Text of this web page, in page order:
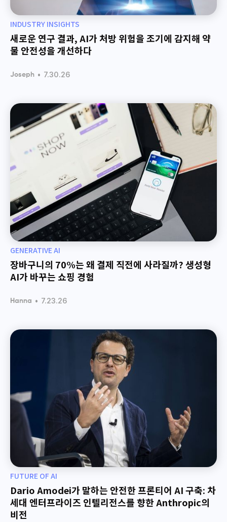
INDUSTRY INSIGHTS
새로운 연구 결과, AI가 처방 위험을 조기에 감지해 약
물 안전성을 개선하다
Joseph • 7.30.26
GENERATIVE AI
장바구니의 70%는 왜 결제 직전에 사라질까? 생성형
AI가 바꾸는 쇼핑 경험
Hanna • 7.23.26
FUTURE OF AI
Dario Amodei가 말하는 안전한 프론티어 AI 구축: 차
세대 엔터프라이즈 인텔리전스를 향한 Anthropic의
비전